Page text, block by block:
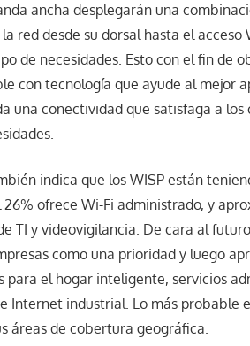
ancha desplegarán una
red desde su dorsal hasta el acceso
de necesidades. Esto con el fin de
con tecnología que ayude al mejor
una conectividad que satisfaga a los
indica que los WISP están
ofrece Wi-Fi administrado, y
TI y videovigilancia. De cara al
como una prioridad y luego
para el hogar inteligente, servicios
Internet industrial. Lo más probable
áreas de cobertura geográfica.